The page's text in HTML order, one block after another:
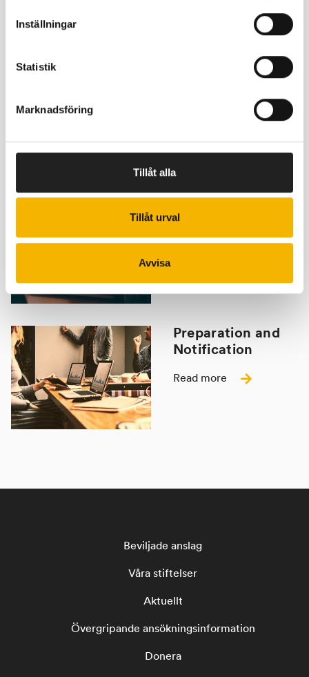
Inställningar
Statistik
Marknadsföring
Tillåt alla
Tillåt urval
Avvisa
Instructions on
the format of the
application 2026
Read more
Create user account
Preparation and
Notification
Read more
Beviljade anslag
Våra stiftelser
Aktuellt
Övergripande ansökningsinformation
Donera